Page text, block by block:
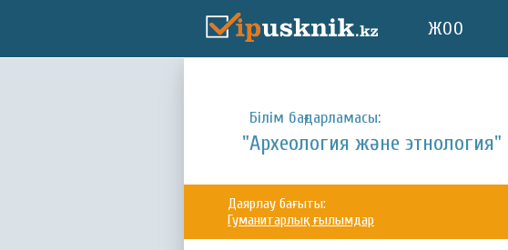
ЖОО
Білім бағдарламасы:
"Археология және этнология"
Даярлау бағыты:
Гуманитарлық ғылымдар